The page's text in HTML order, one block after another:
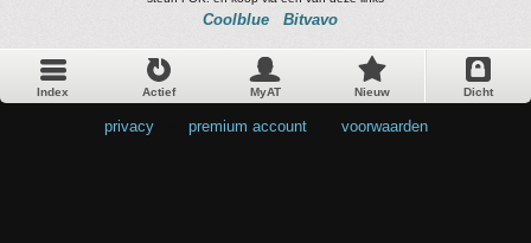
Coolblue Bitvavo
Index Actief MyAT Nieuw Dicht
privacy premium account voorwaarden